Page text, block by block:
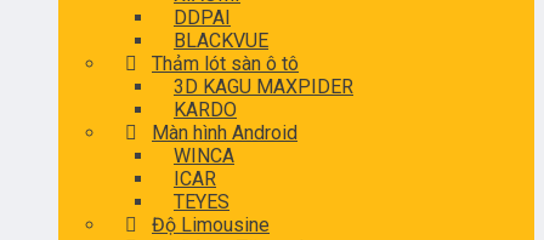
DDPAI
BLACKVUE
Thảm lót sàn ô tô
3D KAGU MAXPIDER
KARDO
Màn hình Android
WINCA
ICAR
TEYES
Độ Limousine